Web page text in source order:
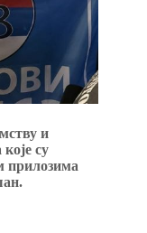
и
су
прилозима